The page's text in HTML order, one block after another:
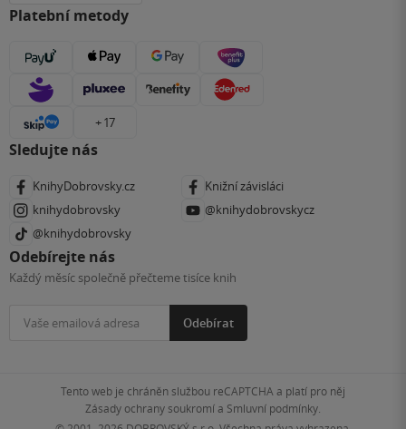
Platební metody
+ 17
Sledujte nás
KnihyDobrovsky.cz
Knižní závisláci
knihydobrovsky
@knihydobrovskycz
@knihydobrovsky
Odebírejte nás
Každý měsíc společně přečteme tisíce knih
Odebírat
Tento web je chráněn službou reCAPTCHA a platí pro něj
Zásady ochrany soukromía Smluvní podmínky